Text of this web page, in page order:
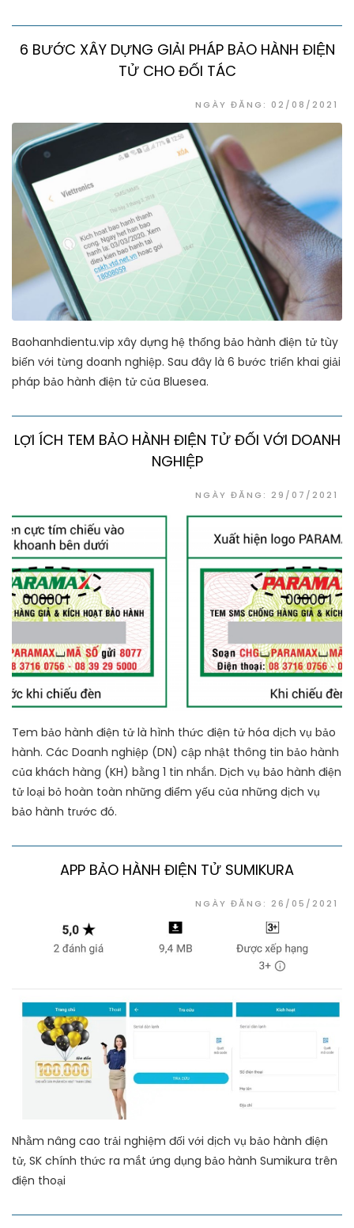
6 BƯỚC XÂY DỰNG GIẢI PHÁP BẢO HÀNH ĐIỆN
TỬ CHO ĐỐI TÁC
NGÀY ĐĂNG: 02/08/2021
Baohanhdientu.vip xây dựng hệ thống bảo hành điện tử tùy
biến với từng doanh nghiệp. Sau đây là 6 bước triển khai giải
pháp bảo hành điện tử của Bluesea.
LỢI ÍCH TEM BẢO HÀNH ĐIỆN TỬ ĐỐI VỚI DOANH
NGHIỆP
NGÀY ĐĂNG: 29/07/2021
Tem bảo hành điện tử là hình thức điện tử hóa dịch vụ bảo
hành. Các Doanh nghiệp (DN) cập nhật thông tin bảo hành
của khách hàng (KH) bằng 1 tin nhắn. Dịch vụ bảo hành điện
tử loại bỏ hoàn toàn những điểm yếu của những dịch vụ
bảo hành trước đó.
APP BẢO HÀNH ĐIỆN TỬ SUMIKURA
NGÀY ĐĂNG: 26/05/2021
Nhằm nâng cao trải nghiệm đối với dịch vụ bảo hành điện
tử, SK chính thức ra mắt ứng dụng bảo hành Sumikura trên
điện thoại